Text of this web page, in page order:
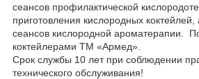
сеансов профилактической
приготовления кислородных
сеансов кислородной ароматерапии.
коктейлерами ТМ «Армед».
Срок службы 10 лет при соблюдении
технического обслуживания!